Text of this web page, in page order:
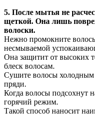
5. После мытья не
щеткой. Она лишь
волоски.
Нежно промокните
несмываемой
Она защитит от высоких
блеск волосам.
Сушите волосы холодным
пряди.
Когда волосы подсохнут
горячий режим.
Такой способ наносит